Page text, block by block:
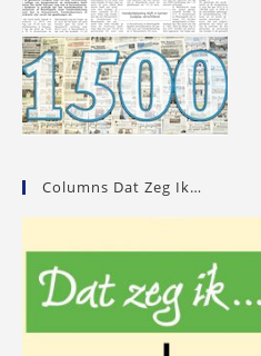
Columns Dat Zeg Ik…